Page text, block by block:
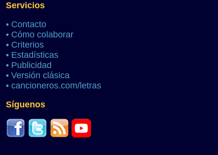
Servicios
• Contacto
• Cómo colaborar
• Criterios
• Estadísticas
• Publicidad
• Versión clásica
• cancioneros.com/letras
Síguenos